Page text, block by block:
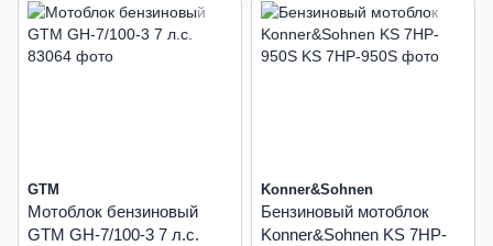
GTM
Мотоблок бензиновый
GTM GH-7/100-3 7 л.с.
Konner&Sohnen
Бензиновый мотоблок
Konner&Sohnen KS 7HP-